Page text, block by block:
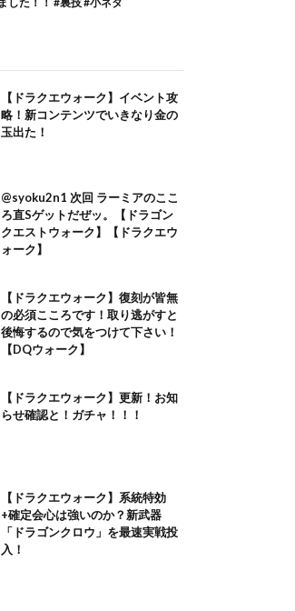
【ドラクエウォーク】イベント攻
略！新コンテンツでいきなり金の
玉出た！
@syoku2n1 次回 ラーミアのここ
ろ直Sゲットだぜッ。【ドラゴン
クエストウォーク】【ドラクエウ
ォーク】
【ドラクエウォーク】復刻が皆無
の必須こころです！取り逃がすと
後悔するので気をつけて下さい！
【DQウォーク】
【ドラクエウォーク】更新！お知
らせ確認と！ガチャ！！！
【ドラクエウォーク】系統特効
+確定会心は強いのか？新武器
「ドラゴンクロウ」を最速実戦投
入！